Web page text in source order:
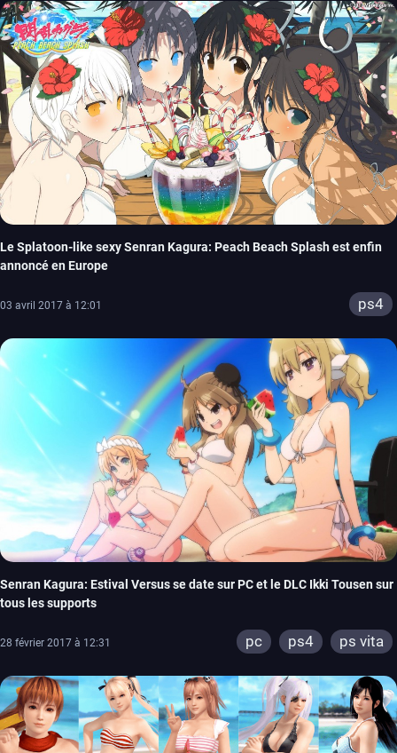
Le Splatoon-like sexy Senran Kagura: Peach Beach Splash est enfin
annoncé en Europe
03 avril 2017 à 12:01 ps4
Senran Kagura: Estival Versus se date sur PC et le DLC Ikki Tousen sur
tous les supports
28 février 2017 à 12:31 pc ps4 ps vita